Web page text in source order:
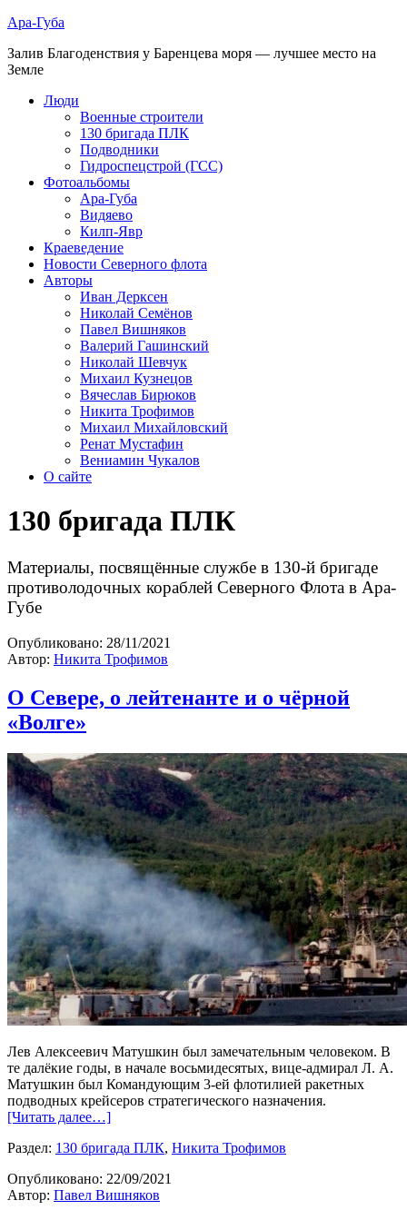
Ара-Губа
Залив Благоденствия у Баренцева моря — лучшее место на
Земле
Люди
Военные строители
130 бригада ПЛК
Подводники
Гидроспецстрой (ГСС)
Фотоальбомы
Ара-Губа
Видяево
Килп-Явр
Краеведение
Новости Северного флота
Авторы
Иван Дерксен
Николай Семёнов
Павел Вишняков
Валерий Гашинский
Николай Шевчук
Михаил Кузнецов
Вячеслав Бирюков
Никита Трофимов
Михаил Михайловский
Ренат Мустафин
Вениамин Чукалов
О сайте
130 бригада ПЛК
Материалы, посвящённые службе в 130-й бригаде
противолодочных кораблей Северного Флота в Ара-
Губе
Опубликовано: 28/11/2021
Автор: Никита Трофимов
О Севере, о лейтенанте и о чёрной
«Волге»
Лев Алексеевич Матушкин был замечательным человеком. В
те далёкие годы, в начале восьмидесятых, вице-адмирал Л. А.
Матушкин был Командующим 3-ей флотилией ракетных
подводных крейсеров стратегического назначения.
[Читать далее…]
Раздел: 130 бригада ПЛК, Никита Трофимов
Опубликовано: 22/09/2021
Автор: Павел Вишняков